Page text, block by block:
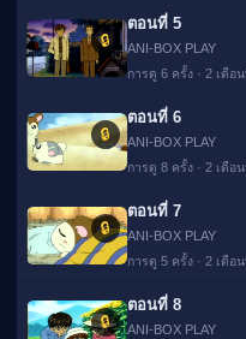
🔒
ตอนที่ 5
ANI-BOX PLAY
การดู 6 ครั้ง · 2 เดือ
🔒
ตอนที่ 6
ANI-BOX PLAY
การดู 8 ครั้ง · 2 เดือ
🔒
ตอนที่ 7
ANI-BOX PLAY
การดู 5 ครั้ง · 2 เดือ
🔒
ตอนที่ 8
ANI-BOX PLAY